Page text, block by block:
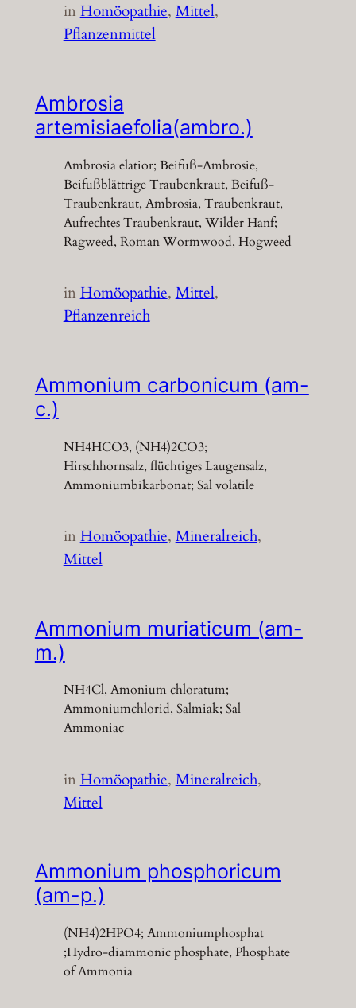
inHomöopathie, Mittel
Pflanzenmittel
Ambrosia
artemisiaefolia(ambro.)
Ambrosia elatior; Beifuß-Ambrosie,
Beifußblättrige Traubenkraut, Beifuß-
Traubenkraut, Ambrosia, Traubenkraut,
Aufrechtes Traubenkraut, Wilder Hanf;
Ragweed, Roman Wormwood, Hogweed
inHomöopathie, Mittel
Pflanzenreich
Ammonium carbonicum (am-
c.)
NH4HCO3, (NH4)2CO3;
Hirschhornsalz, flüchtiges Laugensalz,
Ammoniumbikarbonat; Sal volatile
inHomöopathie, Mineralreich
Mittel
Ammonium muriaticum (am-
m.)
NH4Cl, Amonium chloratum;
Ammoniumchlorid, Salmiak; Sal
Ammoniac
inHomöopathie, Mineralreich
Mittel
Ammonium phosphoricum
(am-p.)
(NH4)2HPO4; Ammoniumphosphat
;Hydro-diammonic phosphate, Phosphate
of Ammonia